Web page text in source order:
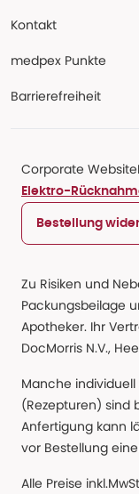
Kontakt
medpex Punkte
Barrierefreiheit
Corporate Website
Elektro-
Bestellung
Zu Risiken und
Packungsbeilage
Apotheker. Ihr
DocMorris N.V.,
Manche
(Rezepturen) sind
Anfertigung kann
vor Bestellung
Alle Preise